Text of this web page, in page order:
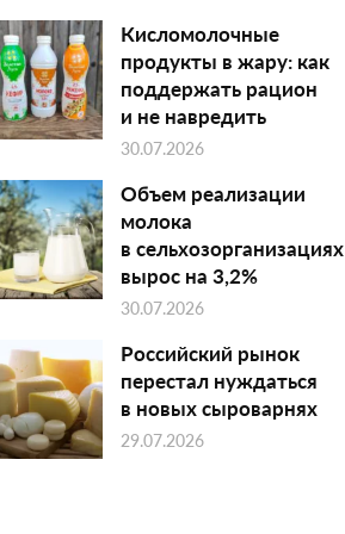
Кисломолочные
продукты в жару: как
поддержать рацион
и не навредить
30.07.2026
Объем реализации
молока
в сельхозорганизациях
вырос на 3,2%
30.07.2026
Российский рынок
перестал нуждаться
в новых сыроварнях
29.07.2026